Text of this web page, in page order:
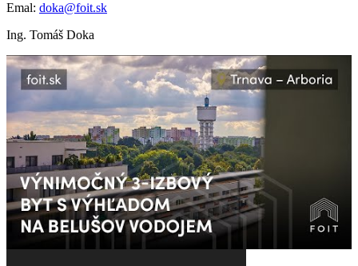
Emal: doka@foit.sk
Ing. Tomáš Doka